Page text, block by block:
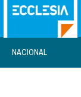
NACIONAL